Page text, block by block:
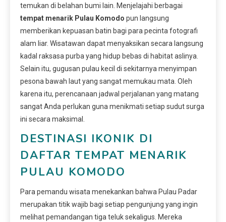
temukan di belahan bumi lain. Menjelajahi berbagai
tempat menarik Pulau Komodo pun langsung
memberikan kepuasan batin bagi para pecinta fotografi
alam liar. Wisatawan dapat menyaksikan secara langsung
kadal raksasa purba yang hidup bebas di habitat aslinya.
Selain itu, gugusan pulau kecil di sekitarnya menyimpan
pesona bawah laut yang sangat memukau mata. Oleh
karena itu, perencanaan jadwal perjalanan yang matang
sangat Anda perlukan guna menikmati setiap sudut surga
ini secara maksimal.
DESTINASI IKONIK DI
DAFTAR TEMPAT MENARIK
PULAU KOMODO
Para pemandu wisata menekankan bahwa Pulau Padar
merupakan titik wajib bagi setiap pengunjung yang ingin
melihat pemandangan tiga teluk sekaligus. Mereka